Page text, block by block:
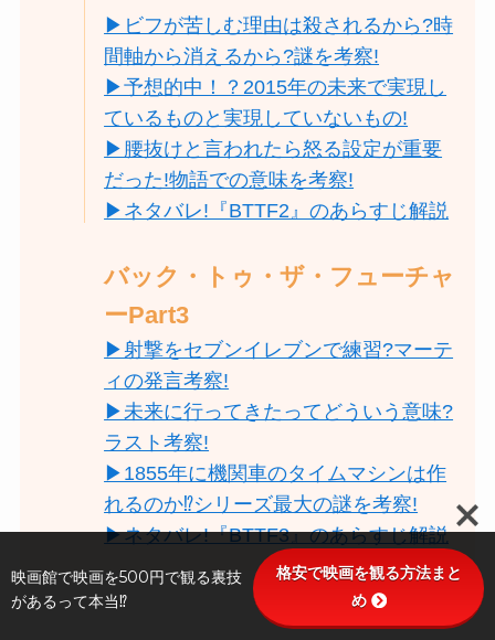
▶ビフが苦しむ理由は殺されるから?時
間軸から消えるから?謎を考察!
▶︎予想的中！？2015年の未来で実現し
ているものと実現していないもの!
▶︎腰抜けと言われたら怒る設定が重要
だった!物語での意味を考察!
▶ネタバレ!『BTTF2』のあらすじ解説
バック・トゥ・ザ・フューチャ
ーPart3
▶︎射撃をセブンイレブンで練習?マーテ
ィの発言考察!
▶︎未来に行ってきたってどういう意味?
ラスト考察!
▶1855年に機関車のタイムマシンは作
れるのか⁉シリーズ最大の謎を考察!
▶ネタバレ!『BTTF3』のあらすじ解説
映画館で映画を500円で観る裏技
があるって本当⁉
格安で映画を観る方法まと
め